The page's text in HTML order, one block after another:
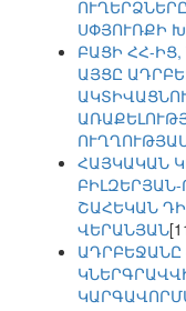
ՍՓՅՈՒՌՔԻ
ԲԱՑԻ ՀՀ-
ԱՅՑԸ
ՀԱՅԿԱԿԱՆ
ՇԱՀԵԿԱՆ
ՎԵՐԱՆՅԱՆ
ԱԴՐԲԵՋԱՆԸ